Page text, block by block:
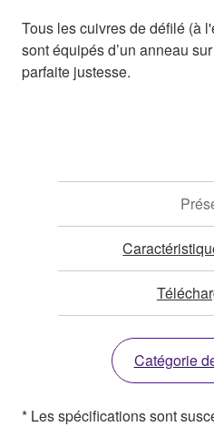
Tous les cuivres de défilé (à
sont équipés d’un anneau
parfaite justesse.
Catégorie
* Les spécifications sont